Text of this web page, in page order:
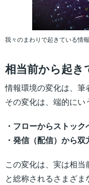
我々のまわりで起きている情
相当前から起き
情報環境の変化は、筆
その変化は、端的にい
・フローからストック
・発信（配信）から
この変化は、実は相当
と総称されるさまざま